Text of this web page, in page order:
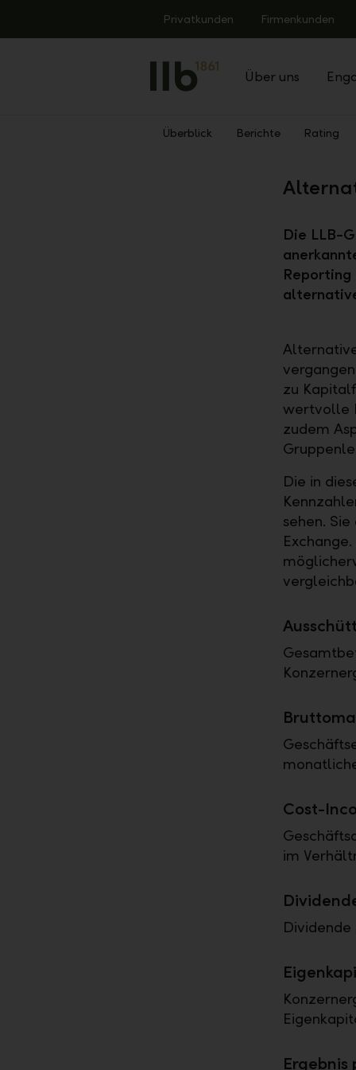
Privatkunden Firmenkunden
Über uns
Überblick Berichte Rating
Die LLB-
Reporting
zu
wertvolle
zudem
Die in
sehen.
Cost-
im
Dividende
Ergebnis